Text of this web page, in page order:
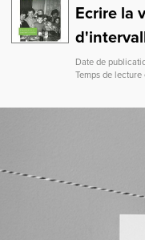
Ecrire la
Date de
Temps de lecture